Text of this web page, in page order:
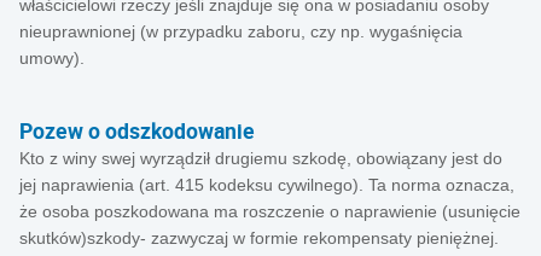
właścicielowi rzeczy jeśli znajduje się ona w posiadaniu osoby
nieuprawnionej (w przypadku zaboru, czy np. wygaśnięcia
umowy).
Pozew o odszkodowanie
Kto z winy swej wyrządził drugiemu szkodę, obowiązany jest do
jej naprawienia (art. 415 kodeksu cywilnego). Ta norma oznacza,
że osoba poszkodowana ma roszczenie o naprawienie (usunięcie
skutków)szkody- zazwyczaj w formie rekompensaty pieniężnej.